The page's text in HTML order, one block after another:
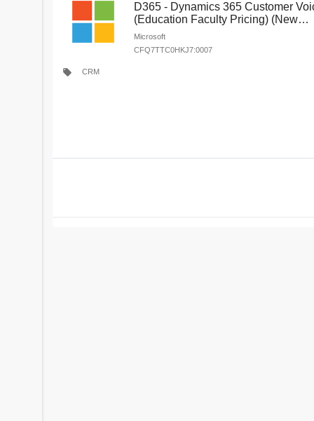
D365 - Dynamics 365 Customer
(Education Faculty Pricing) (New
Commerce)
Microsoft
CFQ7TTC0HKJ7:0007
local_offer CRM